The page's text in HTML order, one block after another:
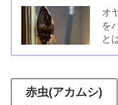
オ
を
と
赤虫(アカムシ)